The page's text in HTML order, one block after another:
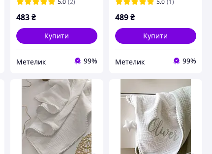
5.0 (2)
483 ₴
Купити
Метелик 99%
5.0 (1)
489₴
Купити
Метелик 99%